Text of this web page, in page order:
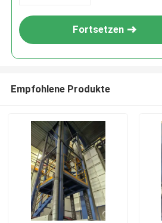
Fortsetzen
Empfohlene Produkte